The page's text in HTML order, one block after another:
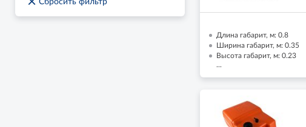
Сбросить фильтр
Длина габарит, м: 0.8
Ширина габарит, м: 0.35
Высота габарит, м: 0.23
...